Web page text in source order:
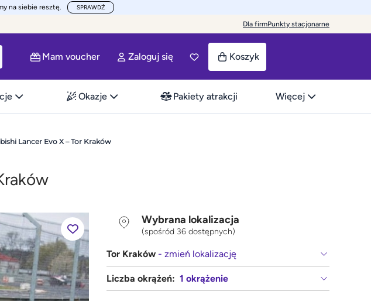
na siebie resztę. SPRAWDŹ
Dla firmPunkty stacjonarne
Mam voucher Zaloguj się Koszyk
Okazje Pakiety atrakcji Więcej
Lancer Evo X – Tor Kraków
Wybrana lokalizacja
(spośród 36 dostępnych)
Tor Kraków - zmień lokalizację
Liczba okrążeń:1 okrążenie